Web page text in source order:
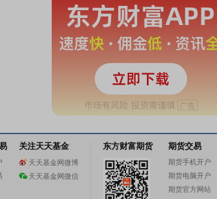
关注天天基金
天天基金网微博
天天基金网微信
东方财富期货 期货交易
期货手机开户
期货电脑开户
期货官方网站